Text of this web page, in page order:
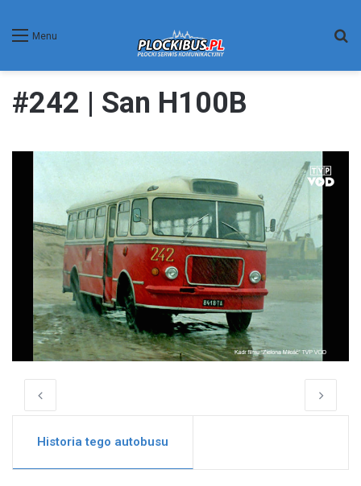
Menu
#242 | San H100B
Historia tego autobusu